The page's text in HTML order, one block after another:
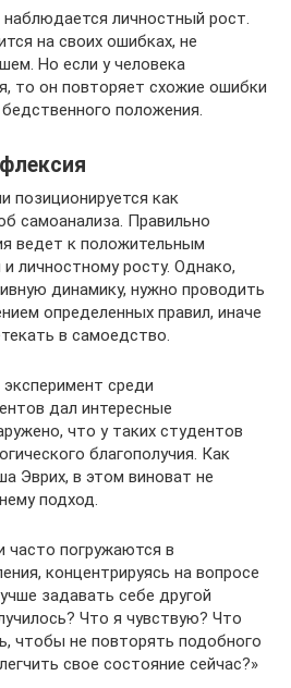
личностный рост.
на своих ошибках, не
Но если у человека
то он повторяет схожие ошибки
положения.
позиционируется как
самоанализа. Правильно
ведет к положительным
личностному росту. Однако,
динамику, нужно проводить
определенных правил, иначе
в самоедство.
среди
дал интересные
что у таких студентов
благополучия. Как
Эврих, в этом виноват не
подход.
погружаются в
концентрируясь на вопросе
задавать себе другой
Что я чувствую? Что
чтобы не повторять подобного
свое состояние сейчас?»